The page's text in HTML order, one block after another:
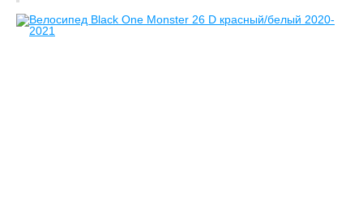
Зимние спортивные товары